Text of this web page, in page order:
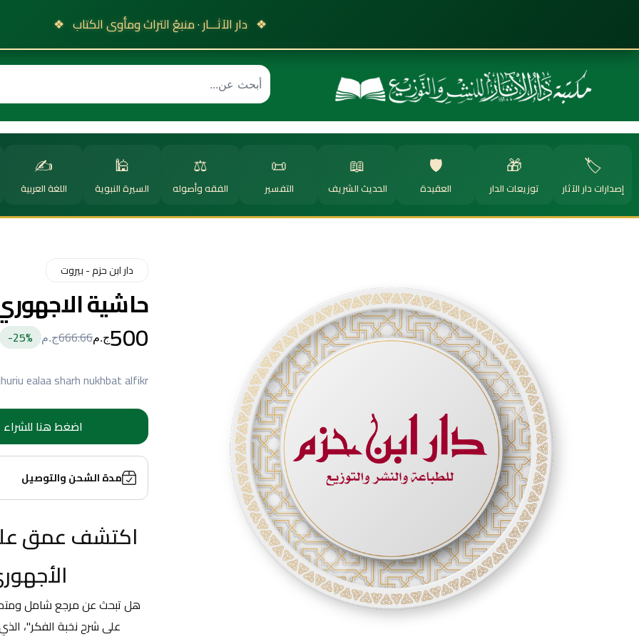
❖ دار الآثـــار · منبعُ التراث ومأوى الكتاب ❖
🏷️
إصدارات دار الآثار
🎁
توزيعات الدار
🛡️
العقيدة
📖
الحديث الشريف
📜
التفسير
⚖️
الفقه وأصوله
🕌
السيرة النبوية
✍️
اللغة العربية
دار ابن حزم - بيروت
حاشية
500ج.م666.66ج.م 25%-
ealaa sharh nukhbat alfikr
اضغط هنا للشراء
مدة الشحن والتوصيل
على شرح نخبة الفكر"،